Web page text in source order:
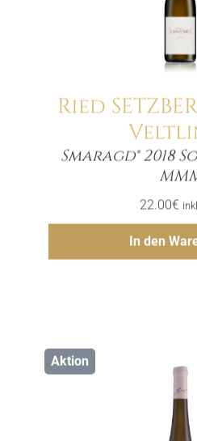
Ried
Smaragd® 2018
22.00€
In den
Aktion